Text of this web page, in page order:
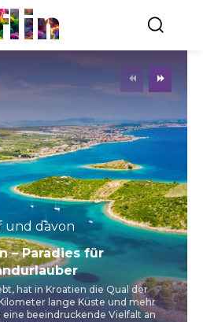
und davon
– Paradies für
hat in Kroatien die Qual der
lange Küste und mehr
eine beeindruckende Vielfalt an